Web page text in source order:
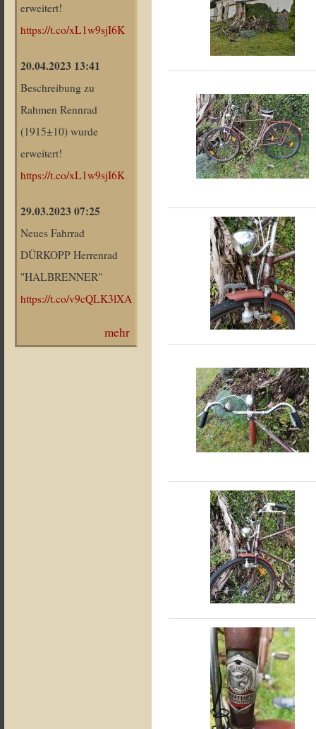
erweitert!
https://t.co/xL1w9sjI6K
20.04.2023 13:41
Beschreibung zu
Rahmen Rennrad
(1915±10) wurde
erweitert!
https://t.co/xL1w9sjI6K
29.03.2023 07:25
Neues Fahrrad
DÜRKOPP Herrenrad
"HALBRENNER"
https://t.co/v9cQLK3lXA
mehr